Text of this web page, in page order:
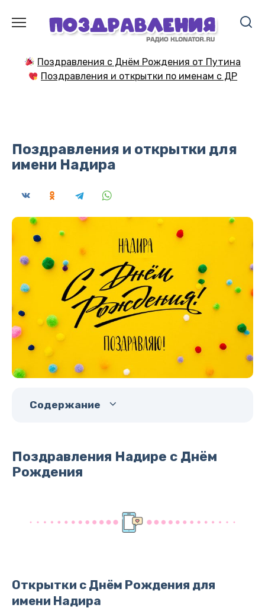
содержанию
Поздравления с Днём Рождения от Путина
Поздравления и открытки по именам с ДР
Поздравления и открытки для
имени Надира
Содержание
Поздравления Надире с Днём
Рождения
Открытки с Днём Рождения для
имени Надира